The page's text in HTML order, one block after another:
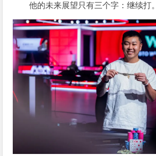
他的未来展望只有三个字：继续打。